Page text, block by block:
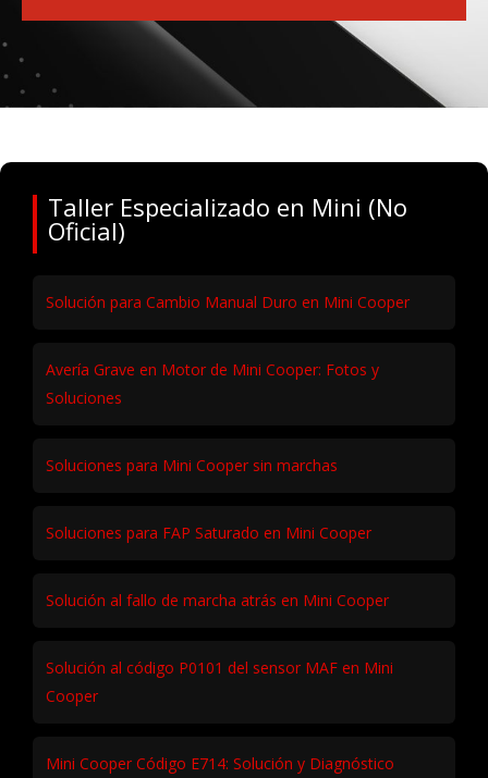
Taller Especializado en Mini (No
Oficial)
Solución para Cambio Manual Duro en Mini Cooper
Avería Grave en Motor de Mini Cooper: Fotos y
Soluciones
Soluciones para Mini Cooper sin marchas
Soluciones para FAP Saturado en Mini Cooper
Solución al fallo de marcha atrás en Mini Cooper
Solución al código P0101 del sensor MAF en Mini
Cooper
Mini Cooper Código E714: Solución y Diagnóstico